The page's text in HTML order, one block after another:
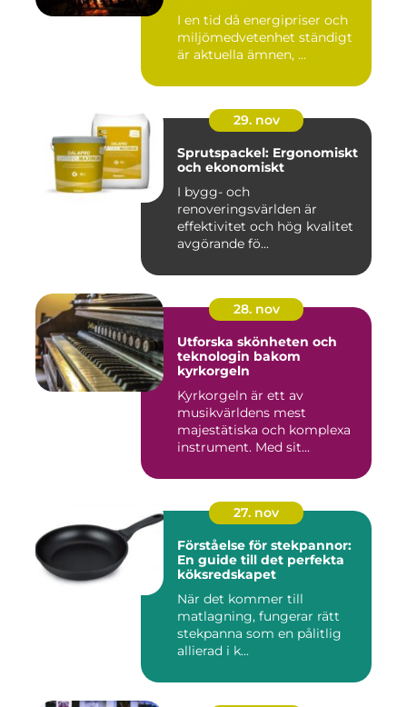
I en tid då energipriser och
miljömedvetenhet ständigt
är aktuella ämnen, ...
29. nov
Sprutspackel: Ergonomiskt
och ekonomiskt
I bygg- och
renoveringsvärlden är
effektivitet och hög kvalitet
avgörande fö...
28. nov
Utforska skönheten och
teknologin bakom
kyrkorgeln
Kyrkorgeln är ett av
musikvärldens mest
majestätiska och komplexa
instrument. Med sit...
27. nov
Förståelse för stekpannor:
En guide till det perfekta
köksredskapet
När det kommer till
matlagning, fungerar rätt
stekpanna som en pålitlig
allierad i k...